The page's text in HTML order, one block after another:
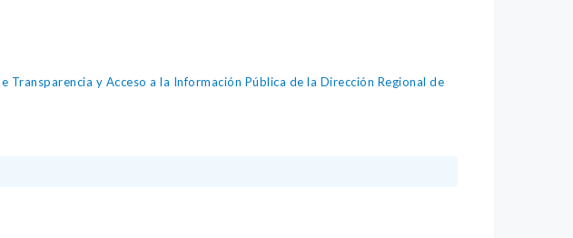
Transparencia y Acceso a la Información Pública de la Dirección Regional de